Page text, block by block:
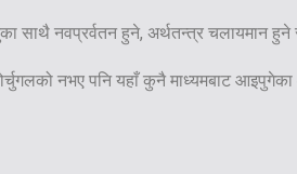
साथै नवप्रर्वतन हुने, अर्थतन्त्र चलायमान
नभए पनि यहाँ कुनै माध्यमबाट